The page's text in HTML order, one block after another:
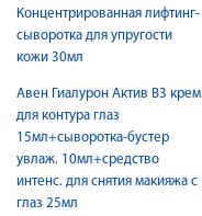
Концентрированная лифтинг-
сыворотка для упругости
кожи 30мл
Авен Гиалурон Актив B3 крем
для контура глаз
15мл+сыворотка-бустер
увлаж. 10мл+средство
интенс. для снятия макияжа с
глаз 25мл